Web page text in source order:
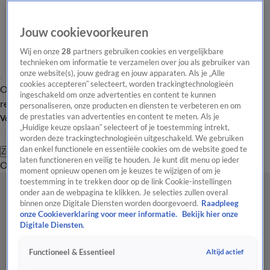
Overzicht Laatste nieuws Regionieuws Het beste van Hart
Tip de
redactie
Volg Hart van Nederland
Zoeken
OverzichtRegioUitzendingenWeerTip de redactiePanelVideo's
Jouw cookievoorkeuren
Wij en onze28 partners gebruiken cookies en vergelijkbare
technieken om informatie te verzamelen over jou als gebruiker van
onze website(s), jouw gedrag en jouw apparaten. Als je „Alle
cookies accepteren” selecteert, worden trackingtechnologieën
ingeschakeld om onze advertenties en content te kunnen
personaliseren, onze producten en diensten te verbeteren en om
de prestaties van advertenties en content te meten. Als je
„Huidige keuze opslaan” selecteert of je toestemming intrekt,
worden deze trackingtechnologieën uitgeschakeld. We gebruiken
dan enkel functionele en essentiële cookies om de website goed te
laten functioneren en veilig te houden. Je kunt dit menu op ieder
moment opnieuw openen om je keuzes te wijzigen of om je
toestemming in te trekken door op de link Cookie-instellingen
onder aan de webpagina te klikken. Je selecties zullen overal
binnen onze Digitale Diensten worden doorgevoerd. Raadpleeg
onze Cookieverklaring voor meer informatie.
Bekijk hier onze
Digitale Diensten.
Functioneel & Essentieel Altijd actief